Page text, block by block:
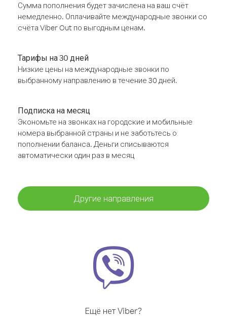
Сумма пополнения будет зачислена на ваш счёт
немедленно. Оплачивайте международные звонки со
счёта Viber Out по выгодным ценам.
Тарифы на 30 дней
Низкие цены на международные звонки по
выбранному направлению в течение 30 дней.
Подписка на месяц
Экономьте на звонках на городские и мобильные
номера выбранной страны и не заботьтесь о
пополнении баланса. Деньги списываются
автоматически один раз в месяц
Другие направления
Ещё нет Viber?